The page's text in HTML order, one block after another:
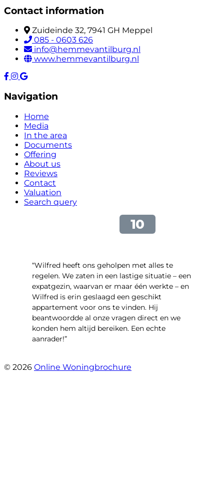
Contact information
Zuideinde 32, 7941 GH Meppel
085 - 0603 626
info@hemmevantilburg.nl
www.hemmevantilburg.nl
Navigation
Home
Media
In the area
Documents
Offering
About us
Reviews
Contact
Valuation
Search query
“Wilfred heeft ons geholpen met alles te
regelen. We zaten in een lastige situatie – een
expatgezin, waarvan er maar één werkte – en
Wilfred is erin geslaagd een geschikt
appartement voor ons te vinden. Hij
beantwoordde al onze vragen direct en we
konden hem altijd bereiken. Een echte
aanrader!”
© 2026 Online Woningbrochure